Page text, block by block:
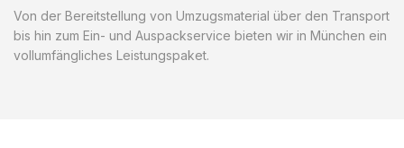
Von der Bereitstellung von Umzugsmaterial über den Transport
bis hin zum Ein- und Auspackservice bieten wir in München ein
vollumfängliches Leistungspaket.